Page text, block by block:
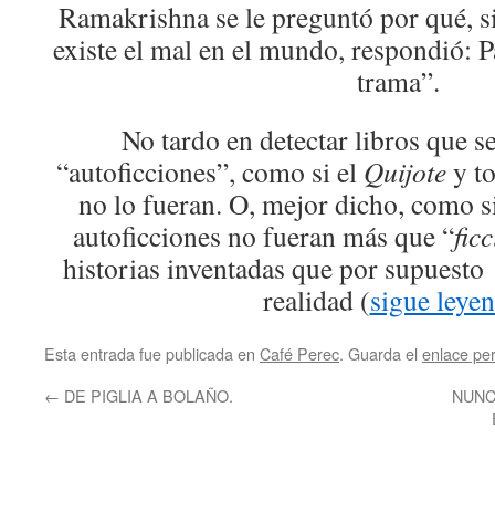
Ramakrishna se le preguntó por qué,
existe el mal en el mundo, respondió:
trama”.
No tardo en detectar libros que
“autoficciones”, como si el Quijotey
no lo fueran. O, mejor dicho, como
autoficciones no fueran más que “
historias inventadas que por
realidad (sigue
Esta entrada fue publicada en Café Perec. Guarda el enlace
← DE PIGLIA A BOLAÑO.